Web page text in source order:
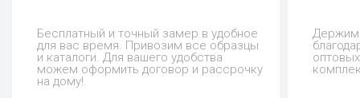
Бесплатный и точный замер в удобное
для вас время. Привозим все образцы
и каталоги. Для вашего удобства
можем оформить договор и рассрочку
на дому!.
Держим